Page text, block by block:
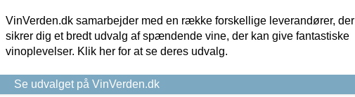
VinVerden.dk samarbejder med en række forskellige leverandører, der
sikrer dig et bredt udvalg af spændende vine, der kan give fantastiske
vinoplevelser. Klik her for at se deres udvalg.
Se udvalget på VinVerden.dk